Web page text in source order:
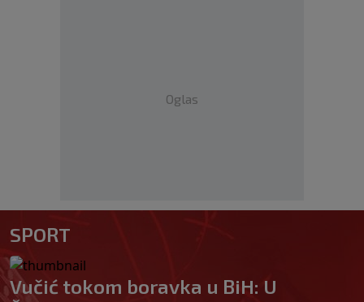
Oglas
SPORT
Vučić tokom boravka u BiH: U